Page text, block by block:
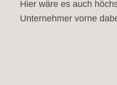
Hier wäre es auch
Unternehmer vorne